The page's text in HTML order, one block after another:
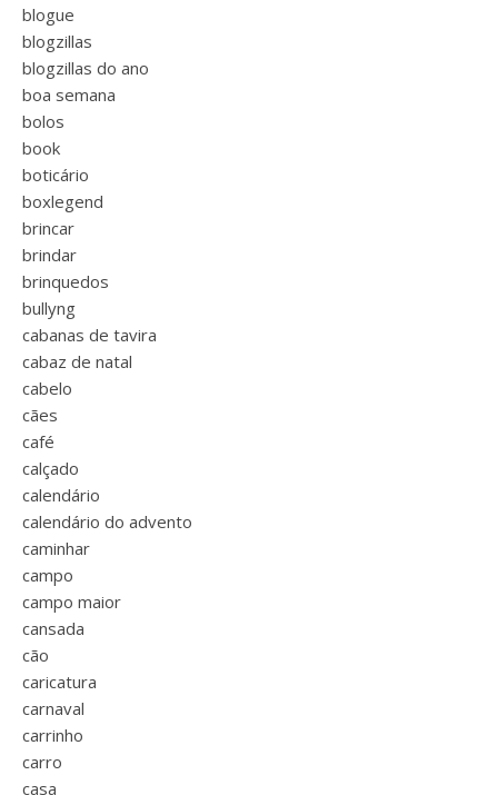
blogue
blogzillas
blogzillas do ano
boa semana
bolos
book
boticário
boxlegend
brincar
brindar
brinquedos
bullyng
cabanas de tavira
cabaz de natal
cabelo
cães
café
calçado
calendário
calendário do advento
caminhar
campo
campo maior
cansada
cão
caricatura
carnaval
carrinho
carro
casa